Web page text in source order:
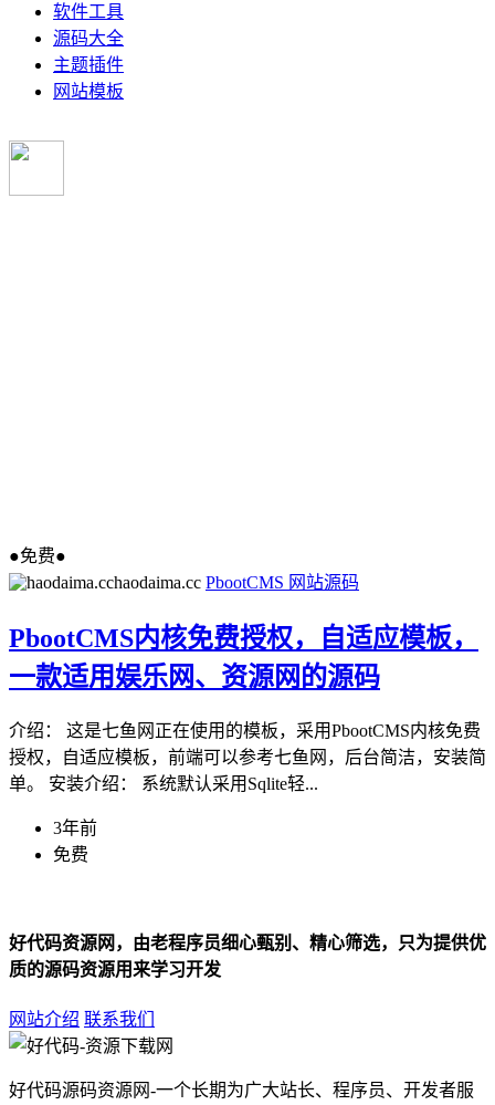
软件工具
源码大全
主题插件
网站模板
●免费●
haodaima.cc PbootCMS 网站源码
PbootCMS内核免费授权，自适应模板，
一款适用娱乐网、资源网的源码
介绍： 这是七鱼网正在使用的模板，采用PbootCMS内核免费
授权，自适应模板，前端可以参考七鱼网，后台简洁，安装简
单。 安装介绍： 系统默认采用Sqlite轻...
3年前
免费
好代码资源网，由老程序员细心甄别、精心筛选，只为提供优
质的源码资源用来学习开发
网站介绍 联系我们
好代码源码资源网-一个长期为广大站长、程序员、开发者服